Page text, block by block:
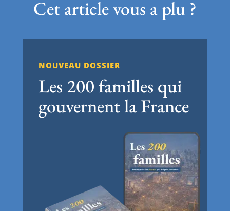
Cet article vous a plu ?
NOUVEAU DOSSIER
Les 200 familles qui
gouvernent la France